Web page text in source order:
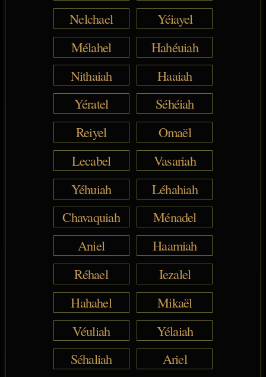
Nelchael
Yéiayel
Mélahel
Hahéuiah
Nithaiah
Haaiah
Yératel
Séhéiah
Reiyel
Omaël
Lecabel
Vasariah
Yéhuiah
Léhahiah
Chavaquiah
Ménadel
Aniel
Haamiah
Réhael
Iezalel
Hahahel
Mikaël
Véuliah
Yélaiah
Séhaliah
Ariel